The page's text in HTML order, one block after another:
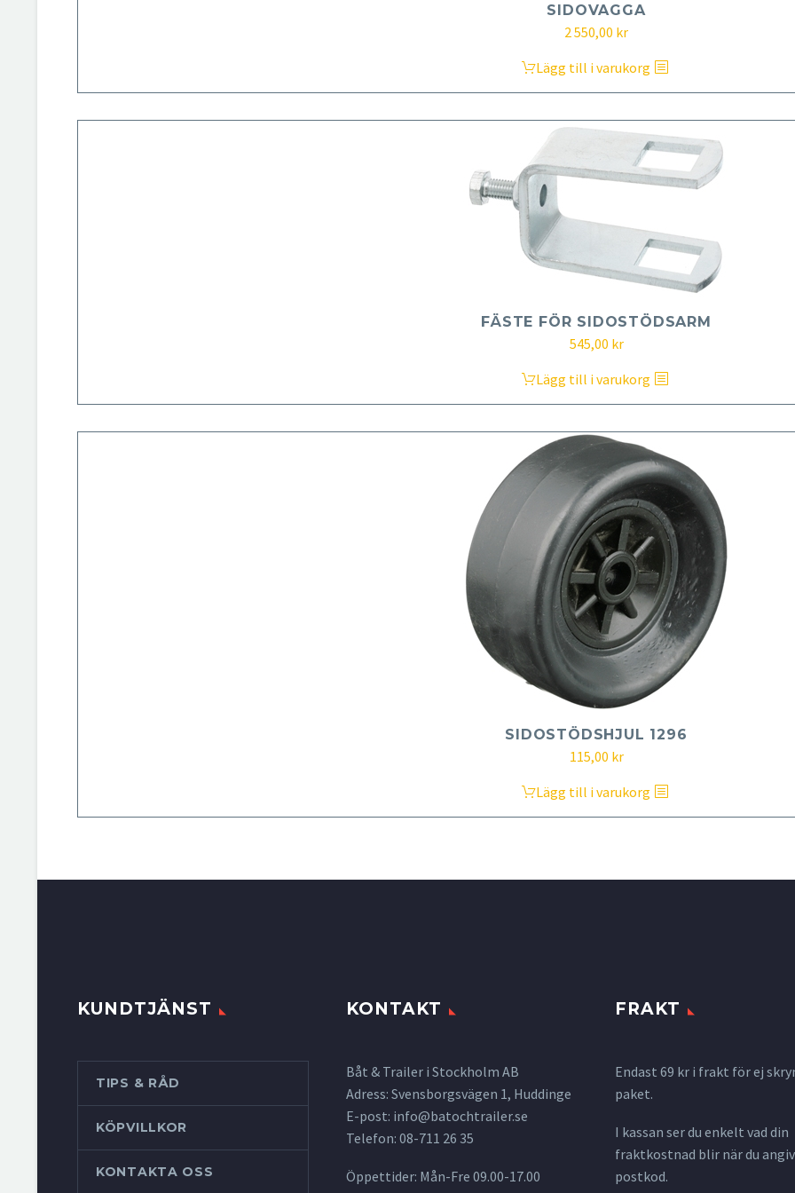
SIDOVAGGA
2 550,00 kr
Lägg till i varukorg
FÄSTE FÖR SIDOSTÖDSARM
545,00 kr
Lägg till i varukorg
SIDOSTÖDSHJUL 1296
115,00 kr
Lägg till i varukorg
KUNDTJÄNST
TIPS & RÅD
KÖPVILLKOR
KONTAKTA OSS
KONTAKT
Båt & Trailer i Stockholm AB
Adress: Svensborgsvägen 1, Huddinge
E-post: info@batochtrailer.se
Telefon: 08-711 26 35
Öppettider: Mån-Fre 09.00-17.00
FRAKT
Endast 69 kr i frakt för ej
paket.
I kassan ser du enkelt vad din
fraktkostnad blir när du
postkod.